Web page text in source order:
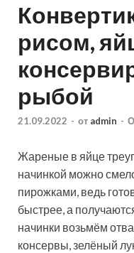
рисом,
рыбой
21.09.2022 - от admin -
Жареные в яйце
начинкой можно
пирожками, ведь
быстрее, а
начинки возьмём
консервы, зелёный